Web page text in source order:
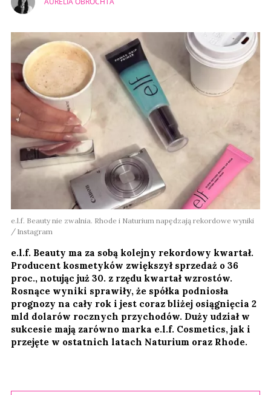
e.l.f. Beauty nie zwalnia. Rhode i Naturium napędzają rekordowe wyniki
Instagram
e.l.f. Beauty ma za sobą kolejny rekordowy kwartał.
Producent kosmetyków zwiększył sprzedaż o 36
proc., notując już 30. z rzędu kwartał wzrostów.
Rosnące wyniki sprawiły, że spółka podniosła
prognozy na cały rok i jest coraz bliżej osiągnięcia 2
mld dolarów rocznych przychodów. Duży udział w
sukcesie mają zarówno marka e.l.f. Cosmetics, jak i
przejęte w ostatnich latach Naturium oraz Rhode.